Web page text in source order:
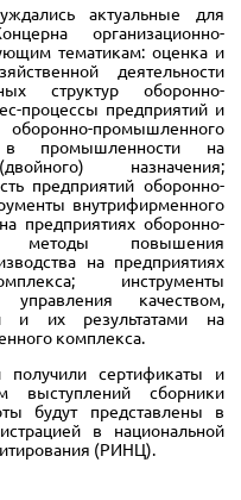
актуальные для
организационно-
тематикам: оценка и
деятельности
структур оборонно-
процессы предприятий и
промышленного
в промышленности на
назначения;
предприятий оборонно-
внутрифирменного
предприятиях оборонно-
методы повышения
на предприятиях
инструменты
управления качеством,
и их результатами на
комплекса.
сертификаты и
выступлений сборники
будут представлены в
в национальной
(РИНЦ).